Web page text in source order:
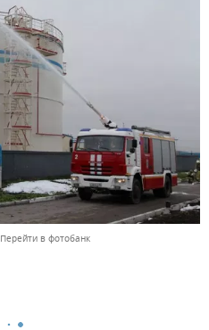
Перейти в фотобанк